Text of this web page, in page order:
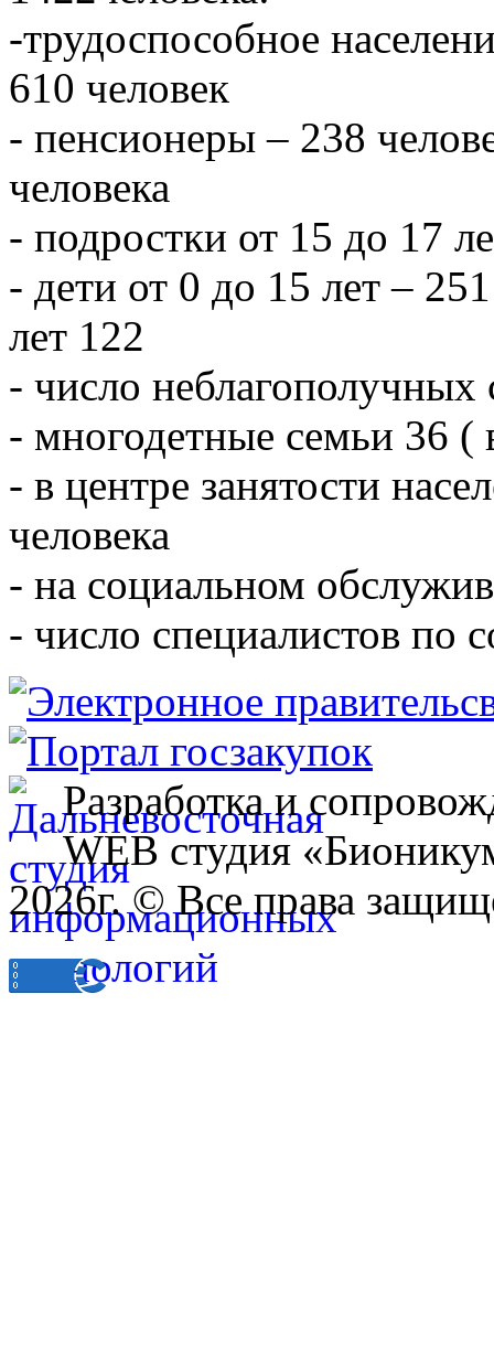
-трудоспособное
610 человек
- пенсионеры – 238
человека
- подростки от 15 до 17
- дети от 0 до 15 лет –
лет 122
- число
- многодетные семьи 36 (
- в центре занятости
человека
- на социальном
- число специалистов по
Разработка и
WEB студия
2026г. © Все права